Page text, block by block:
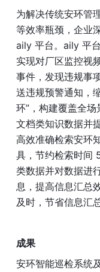
为解决传统安环管
等效率瓶颈，企业
aily 平台。aily 平
实现对厂区监控视
事件，发现违规事
送违规预警通知，
环”，构建覆盖全
文档类知识数据并
高效准确检索安环
具，节约检索时间
类数据并对数据进
息，提高信息汇总
及时，节省信息汇
成果
安环智能巡检系统